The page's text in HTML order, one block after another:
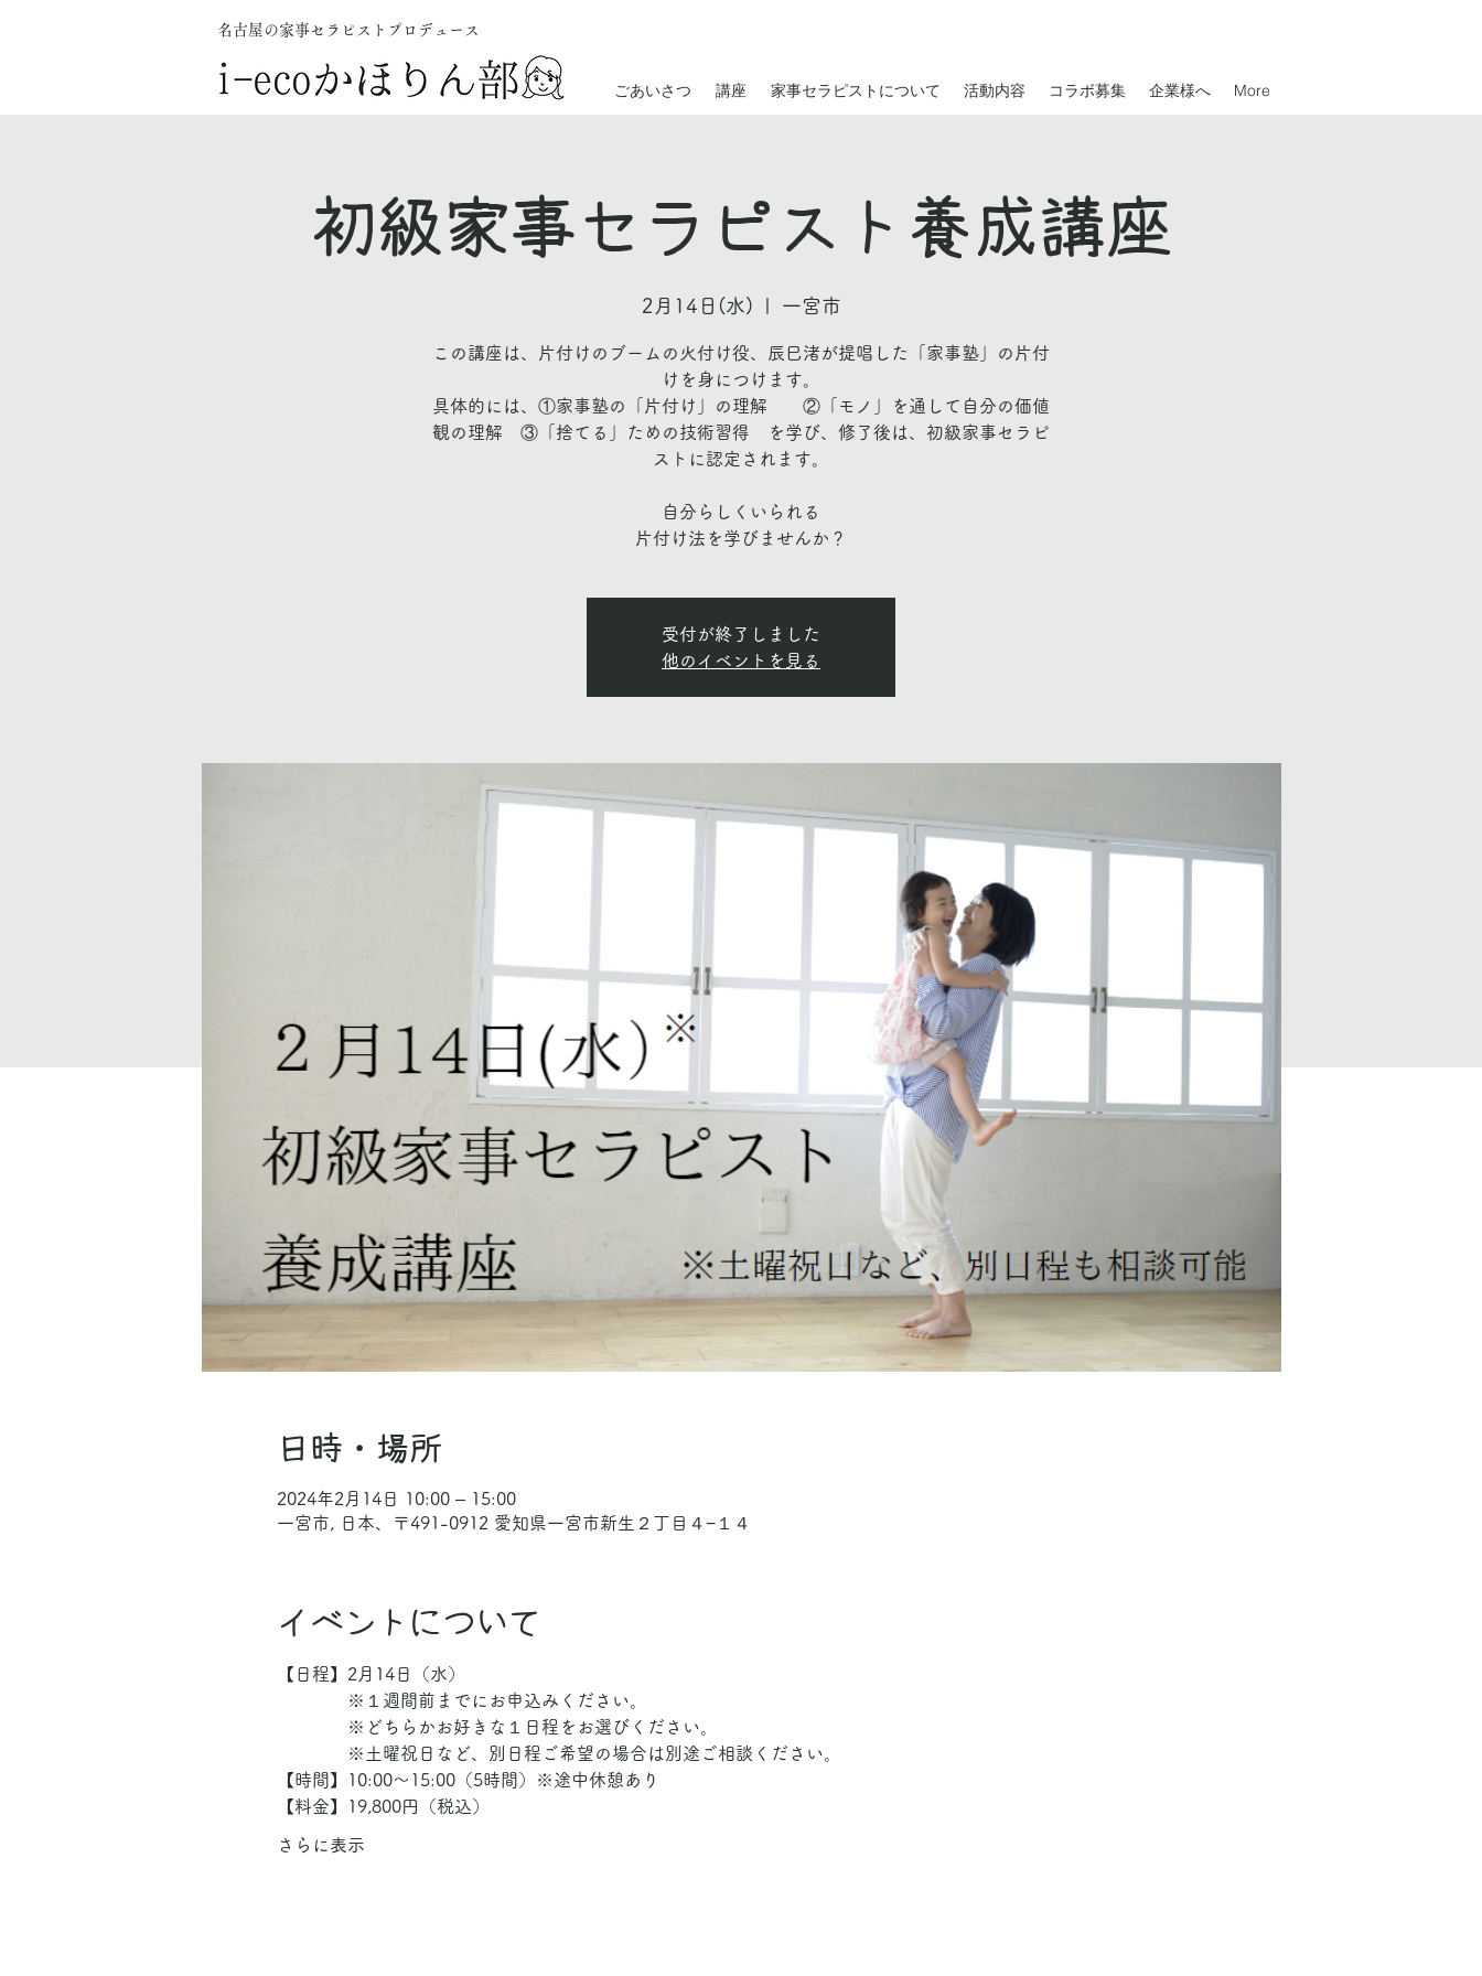
名古屋の家事セラピストプロデュース
ごあいさつ 講座 家事セラピストについて 活動内容 コラボ募集 企業様へ More
初級家事セラピスト養成講座
2月14日(水) 一宮市
この講座は、片付けのブームの火付け役、辰巳渚が提唱した「家事塾」の片付
けを身につけます。
具体的には、①家事塾の「片付け」の理解 ②「モノ」を通して自分の価値
観の理解 ③「捨てる」ための技術習得 を学び、修了後は、初級家事セラピ
ストに認定されます。
自分らしくいられる
受付が終了しました
他のイベントを見る
日時・場所
2024年2月14日 10:00 – 15:00
一宮市, 日本、〒491-0912 愛知県一宮市新生２丁目４−１４
イベントについて
【日程】2月14日（水）
※１週間前までにお申込みください。
※どちらかお好きな１日程をお選びください。
※土曜祝日など、別日程ご希望の場合は別途ご相談ください。
【時間】10:00～15:00（5時間）※途中休憩あり
【料金】19,800円（税込）
さらに表示